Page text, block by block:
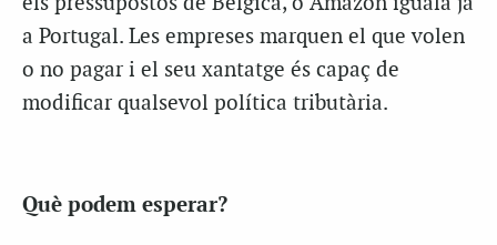
a Portugal. Les empreses marquen el que volen
o no pagar i el seu xantatge és capaç de
modificar qualsevol política tributària.
Què podem esperar?